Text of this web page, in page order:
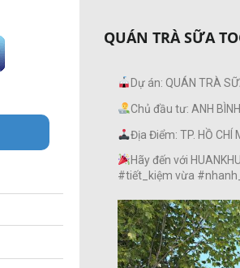
QUÁN TRÀ SỮA
Dự án: QUÁN TRÀ
Chủ đầu tư: ANH BÌNH
Địa Điểm: TP. HỒ CHÍ
Hãy đến với
#tiết_kiệm vừa